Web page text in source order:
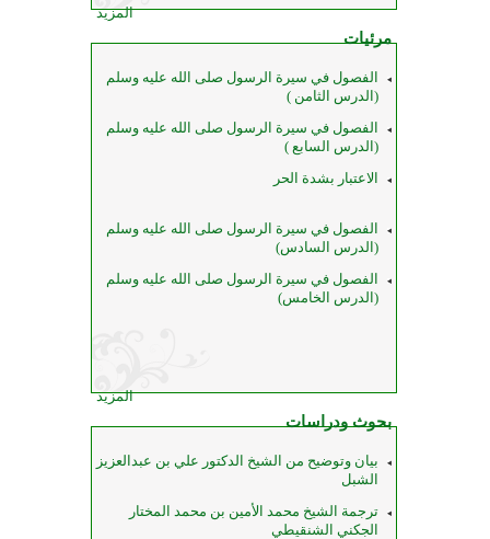
المزيد
مرئيات
الفصول في سيرة الرسول صلى الله عليه وسلم
(الدرس الثامن )
الفصول في سيرة الرسول صلى الله عليه وسلم
(الدرس السابع )
الاعتبار بشدة الحر
الفصول في سيرة الرسول صلى الله عليه وسلم
(الدرس السادس)
الفصول في سيرة الرسول صلى الله عليه وسلم
(الدرس الخامس)
المزيد
بحوث ودراسات
بيان وتوضيح من الشيخ الدكتور علي بن عبدالعزيز
الشبل
ترجمة الشيخ محمد الأمين بن محمد المختار
الجكني الشنقيطي